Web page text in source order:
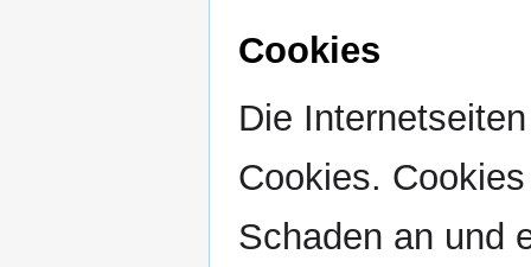
Cookies
Die
Cookies.
Schaden an und